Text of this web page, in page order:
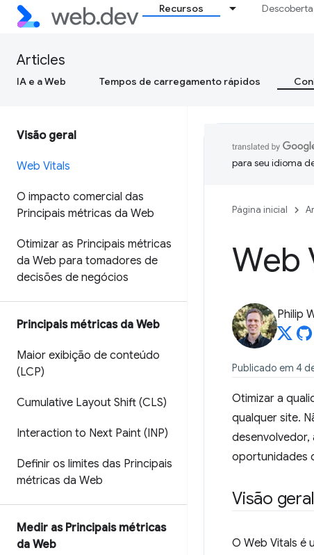
Recursos Descoberta
Articles
IA e a Web Tempos de carregamento rápidos
Visão geral
Web Vitals
O impacto comercial das
Principais métricas da Web
Otimizar as Principais métricas
da Web para tomadores de
decisões de negócios
Principais métricas da Web
Maior exibição de conteúdo
(LCP)
Cumulative Layout Shift (CLS)
Interaction to Next Paint (INP)
Definir os limites das Principais
métricas da Web
Medir as Principais métricas
da Web
para seu idioma
Página inicial
Web
Philip
Publicado em 4
Otimizar a
qualquer site.
desenvolvedor,
oportunidades
Visão geral
O Web Vitals é